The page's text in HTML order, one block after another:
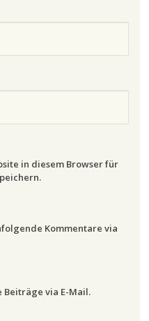
in diesem Browser für
Kommentare via
via E-Mail.